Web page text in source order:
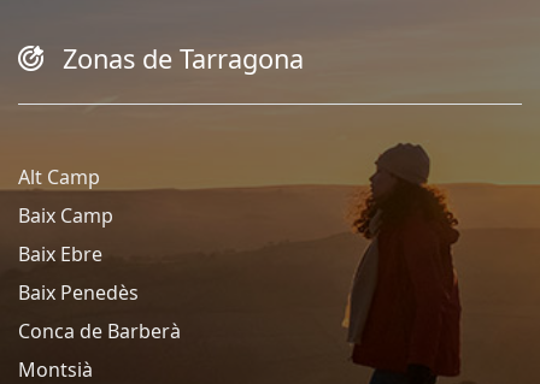
Zonas de Tarragona
Alt Camp
Baix Camp
Baix Ebre
Baix Penedès
Conca de Barberà
Montsià